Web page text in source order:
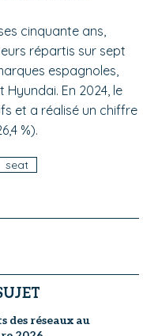
cinquante ans,
répartis sur sept
espagnoles,
Hyundai. En 2024, le
et a réalisé un chiffre
%).
seat
des réseaux au